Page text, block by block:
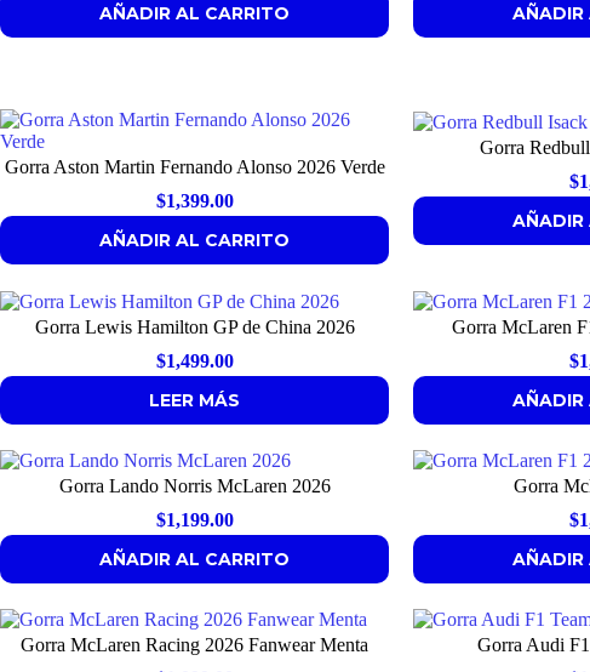
price
was:
price
is:
AÑADIR AL CARRITO AÑADIR
Gorra Aston Martin Fernando Alonso 2026 Verde
$1,399.00
AÑADIR AL CARRITO
Gorra
$
AÑADIR
Gorra Lewis Hamilton GP de China 2026
$1,499.00
LEER MÁS
Gorra McLaren
$
AÑADIR
Gorra Lando Norris McLaren 2026
$1,199.00
AÑADIR AL CARRITO
Gorra
$
AÑADIR
Gorra McLaren Racing 2026 Fanwear Menta
Gorra Audi